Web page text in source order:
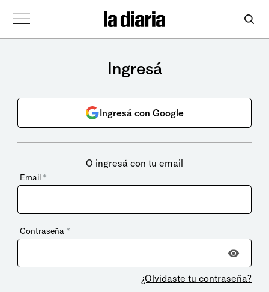
Ingresá
Ingresá con Google
O ingresá con tu email
Email *
Contraseña *
¿Olvidaste tu contraseña?